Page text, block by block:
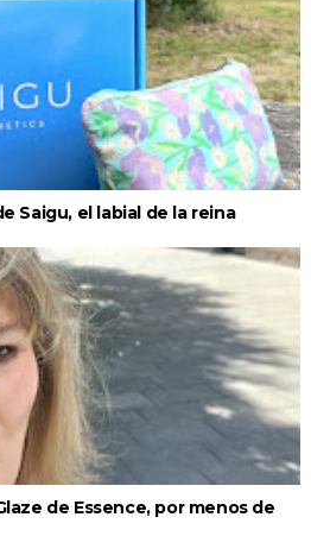
Saigu, el labial de la reina
de Essence, por menos de